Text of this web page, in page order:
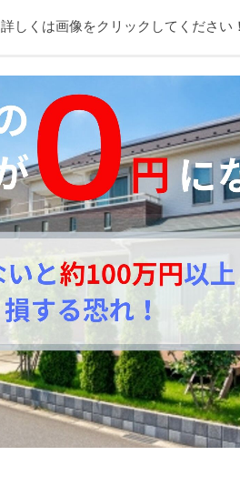
詳しくは画像をクリックしてください！